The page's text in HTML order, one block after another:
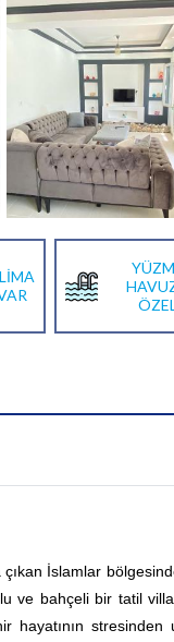
çıkan İslamlar
ve bahçeli bir tatil
hayatının stresinden